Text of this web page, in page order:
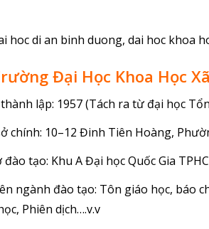
hoc di an binh duong, dai hoc khoa
Đại Học Khoa Học
lập: 1957 (Tách ra từ đại học
chính: 10–12 Đinh Tiên Hoàng,
đào tạo: Khu A Đại học Quốc Gia
ngành đào tạo: Tôn giáo học, báo
Phiên dịch….v.v